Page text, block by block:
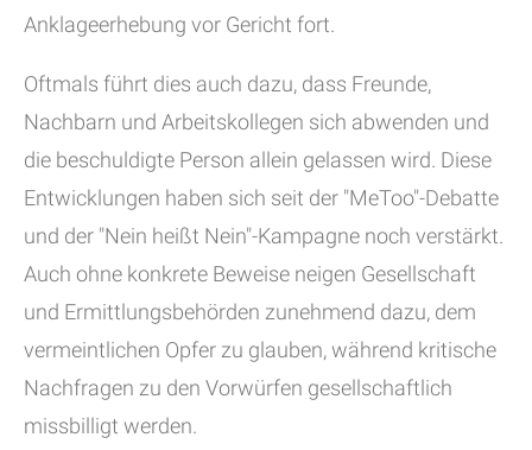
Anklageerhebung vor Gericht fort.
Oftmals führt dies auch dazu, dass Freunde,
Nachbarn und Arbeitskollegen sich abwenden und
die beschuldigte Person allein gelassen wird. Diese
Entwicklungen haben sich seit der "MeToo"-Debatte
und der "Nein heißt Nein"-Kampagne noch verstärkt.
Auch ohne konkrete Beweise neigen Gesellschaft
und Ermittlungsbehörden zunehmend dazu, dem
vermeintlichen Opfer zu glauben, während kritische
Nachfragen zu den Vorwürfen gesellschaftlich
missbilligt werden.